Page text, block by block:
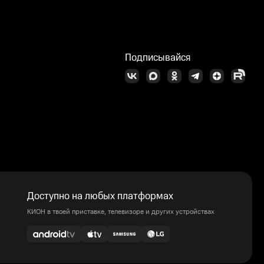
Подписывайся
Доступно на любых платформах
КИОН в твоей приставке, телевизоре и других устройствах